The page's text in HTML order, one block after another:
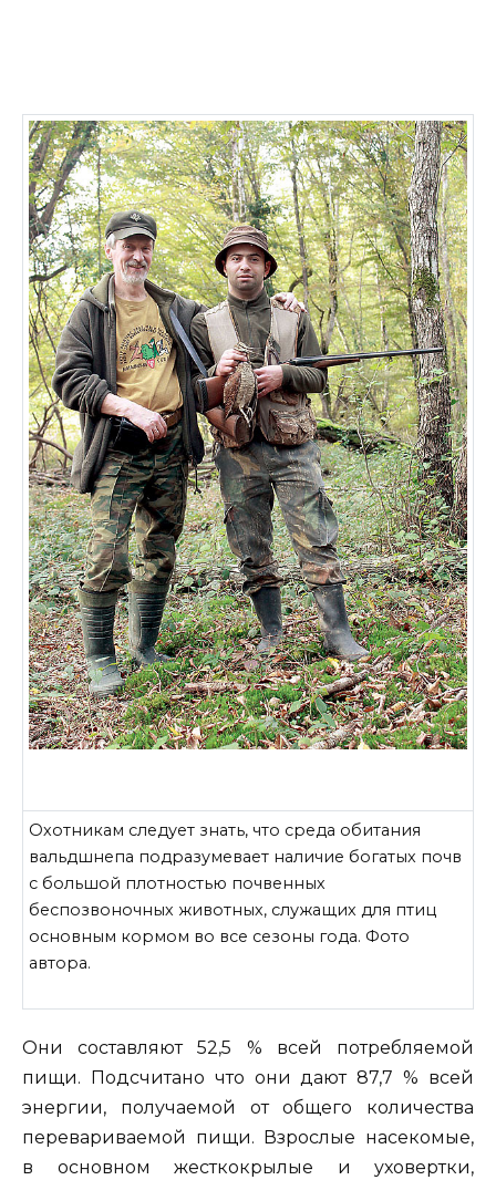
Охотникам следует знать, что среда обитания
вальдшнепа подразумевает наличие богатых почв
с большой плотностью почвенных
беспозвоночных животных, служащих для птиц
основным кормом во все сезоны года. Фото
автора.
Они составляют 52,5 % всей потребляемой
пищи. Подсчитано что они дают 87,7 % всей
энергии, получаемой от общего количества
перевариваемой пищи. Взрослые насекомые,
в основном жесткокрылые и уховертки,